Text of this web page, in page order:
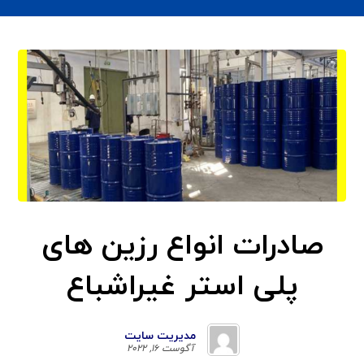
صادرات انواع رزین های
پلی استر غیراشباع
مدیریت سایت
آگوست ۱۶, ۲۰۲۲